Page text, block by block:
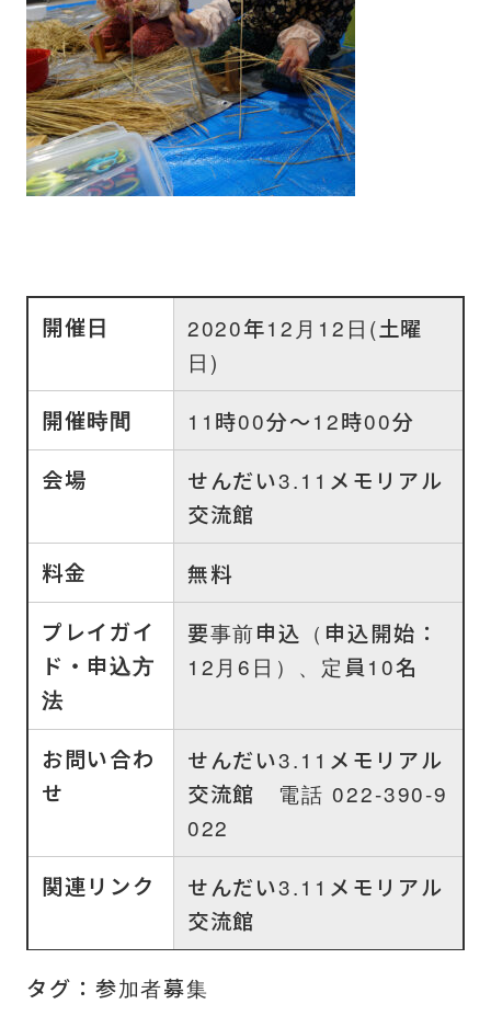
開催日
2020年12月12日(土曜
日)
開催時間 11時00分～12時00分
会場
せんだい3.11メモリアル
交流館
料金 無料
プレイガイ
ド・申込方
法
要事前申込（申込開始：
12月6日）、定員10名
お問い合わ
せ
せんだい3.11メモリアル
交流館 電話 022-390-9
022
関連リンク
せんだい3.11メモリアル
交流館
タグ： 参加者募集